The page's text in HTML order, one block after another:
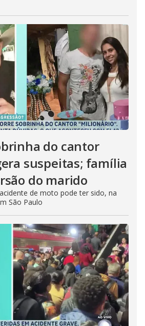
do cantor
suspeitas; família
do marido
de moto pode ter sido, na
São Paulo